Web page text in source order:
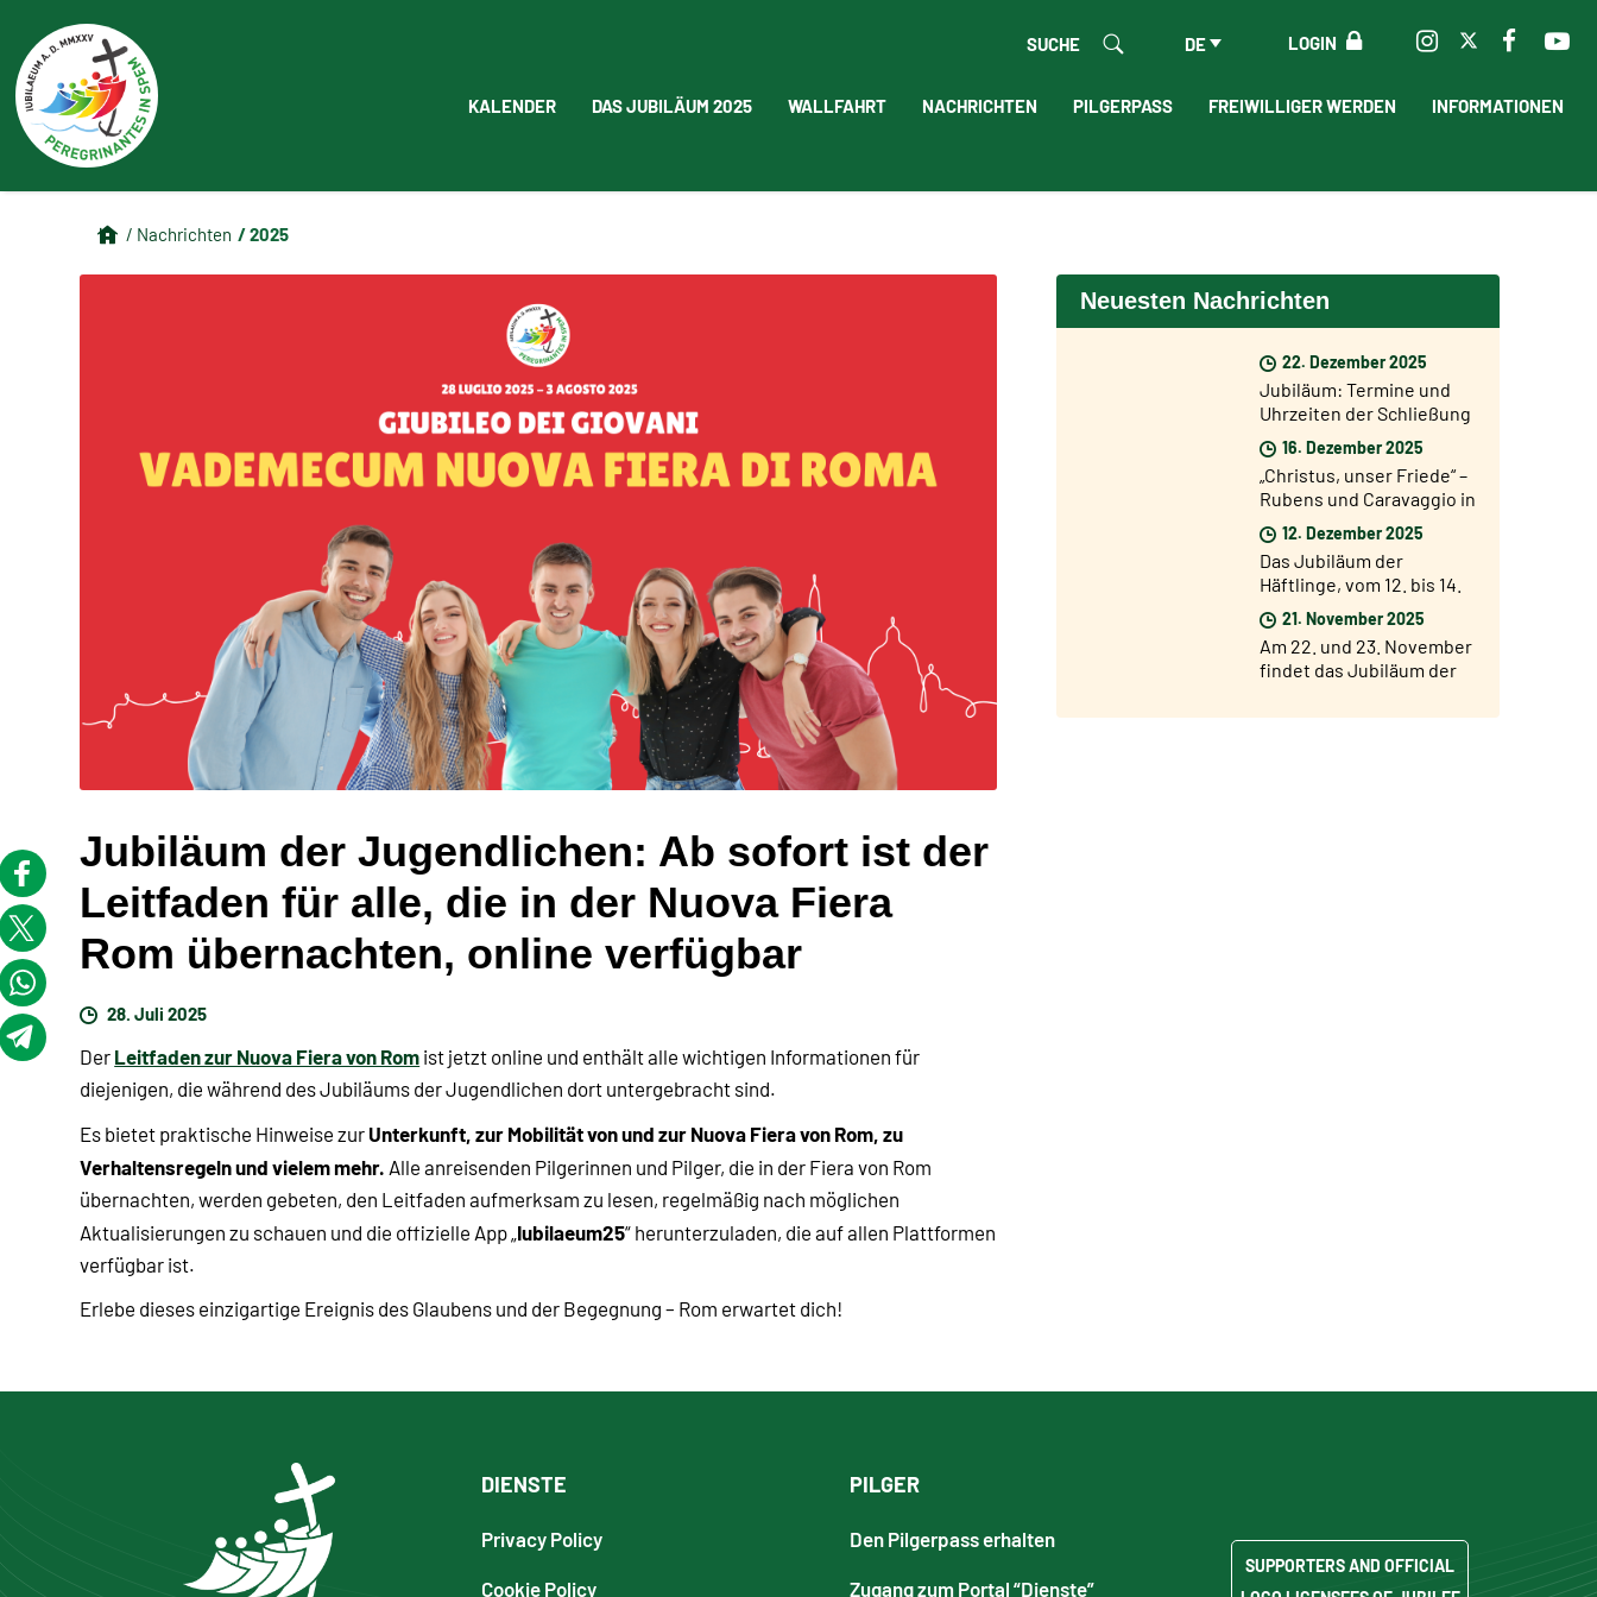
LOGIN
DE
SUCHE
KALENDER DAS JUBILÄUM 2025 WALLFAHRT NACHRICHTEN PILGERPASS FREIWILLIGER WERDEN INFORMATIONEN
/ Nachrichten / 2025
Jubiläum der Jugendlichen: Ab sofort ist der
Leitfaden für alle, die in der Nuova Fiera
Rom übernachten, online verfügbar
28. Juli 2025
DerLeitfaden zur Nuova Fiera von Romist jetzt online und enthält alle wichtigen Informationen für
diejenigen, die während des Jubiläums der Jugendlichen dort untergebracht sind.
Es bietet praktische Hinweise zurUnterkunft, zur Mobilität von und zur Nuova Fiera von Rom, zu
Verhaltensregeln und vielem mehr. Alle anreisenden Pilgerinnen und Pilger, die in der Fiera von Rom
übernachten, werden gebeten, den Leitfaden aufmerksam zu lesen, regelmäßig nach möglichen
Aktualisierungen zu schauen und die offizielle App „Iubilaeum25“ herunterzuladen, die auf allen Plattformen
verfügbar ist.
Erlebe dieses einzigartige Ereignis des Glaubens und der Begegnung – Rom erwartet dich!
Neuesten Nachrichten
22. Dezember 2025
Jubiläum: Termine und
Uhrzeiten der Schließung
der Heiligen Pforten
16. Dezember 2025
„Christus, unser Friede“ –
Rubens und Caravaggio in
einer Ausstellung in Rom
ab dem 17. Dezember
12. Dezember 2025
Das Jubiläum der
Häftlinge, vom 12. bis 14.
Dezember
21. November 2025
Am 22. und 23. November
findet das Jubiläum der
statt
DIENSTE
Privacy Policy
Cookie Policy
PILGER
Den Pilgerpass erhalten
Zugang zum Portal “Dienste”
SUPPORTERS AND OFFICIAL